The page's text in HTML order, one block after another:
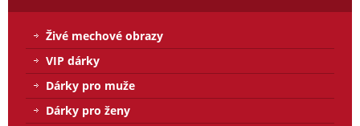
Živé mechové obrazy
VIP dárky
Dárky pro muže
Dárky pro ženy